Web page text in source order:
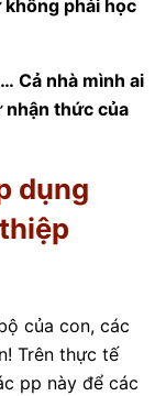
phải học
Cả nhà mình ai
nhận thức của
dụng
của con, các
Trên thực tế
pp này để các